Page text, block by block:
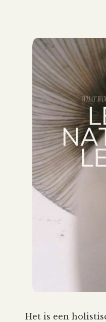
Het is een